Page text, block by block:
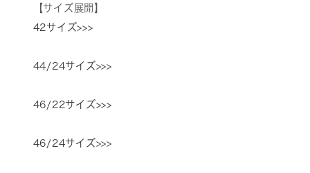
【サイズ展開】
42サイズ>>>
44/24サイズ>>>
46/22サイズ>>>
46/24サイズ>>>